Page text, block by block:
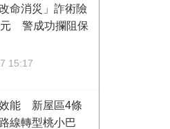
命消災」詐術險
元 警成功攔阻保
15:17
能 新屋區4條
線轉型桃小巴